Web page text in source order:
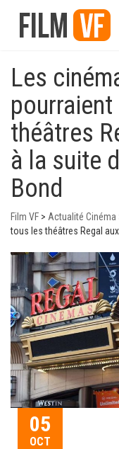
Les
théâtres
à la suite
Bond
Film VF > Actualité Cinéma
tous les théâtres Regal
05
OCT